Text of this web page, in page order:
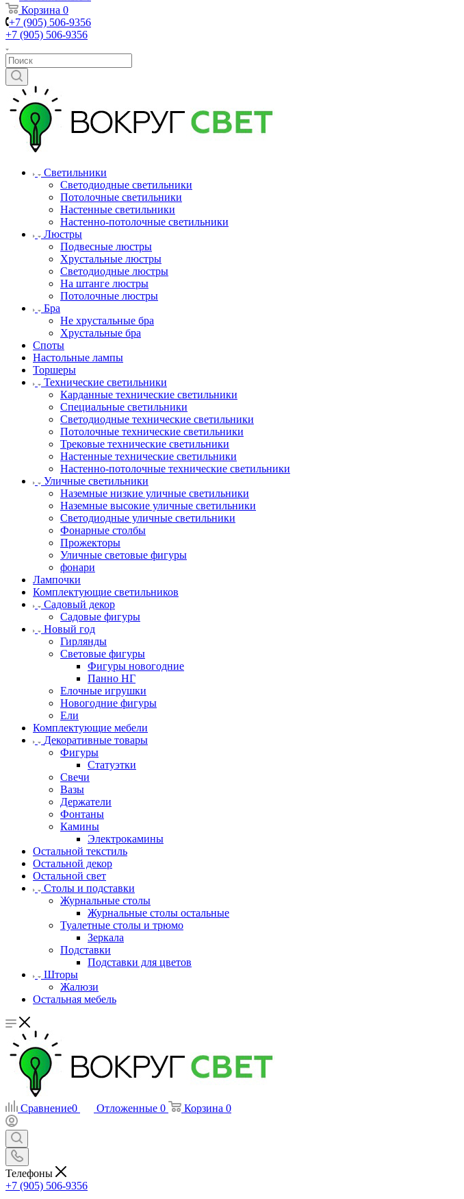
Корзина 0
+7 (905) 506-9356
+7 (905) 506-9356
Светильники
Светодиодные светильники
Потолочные светильники
Настенные светильники
Настенно-потолочные светильники
Люстры
Подвесные люстры
Хрустальные люстры
Светодиодные люстры
На штанге люстры
Потолочные люстры
Бра
Не хрустальные бра
Хрустальные бра
Споты
Настольные лампы
Торшеры
Технические светильники
Карданные технические светильники
Специальные светильники
Светодиодные технические светильники
Потолочные технические светильники
Трековые технические светильники
Настенные технические светильники
Настенно-потолочные технические светильники
Уличные светильники
Наземные низкие уличные светильники
Наземные высокие уличные светильники
Светодиодные уличные светильники
Фонарные столбы
Прожекторы
Уличные световые фигуры
фонари
Лампочки
Комплектующие светильников
Садовый декор
Садовые фигуры
Новый год
Гирлянды
Световые фигуры
Фигуры новогодние
Панно НГ
Елочные игрушки
Новогодние фигуры
Ели
Комплектующие мебели
Декоративные товары
Фигуры
Статуэтки
Свечи
Вазы
Держатели
Фонтаны
Камины
Электрокамины
Остальной текстиль
Остальной декор
Остальной свет
Столы и подставки
Журнальные столы
Журнальные столы остальные
Туалетные столы и трюмо
Зеркала
Подставки
Подставки для цветов
Шторы
Жалюзи
Остальная мебель
Сравнение0 Отложенные 0 Корзина 0
Телефоны
+7 (905) 506-9356